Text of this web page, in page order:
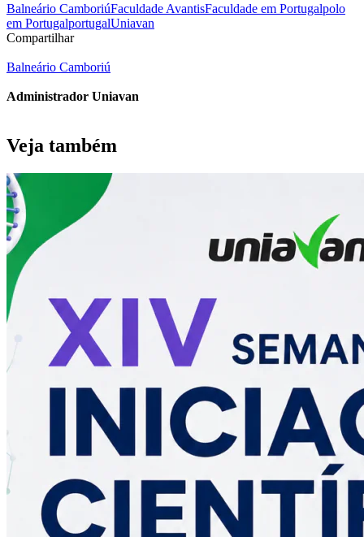
Balneário CamboriúFaculdade AvantisFaculdade em Portugalpolo
em PortugalportugalUniavan
Compartilhar
Balneário Camboriú
Administrador Uniavan
Veja também